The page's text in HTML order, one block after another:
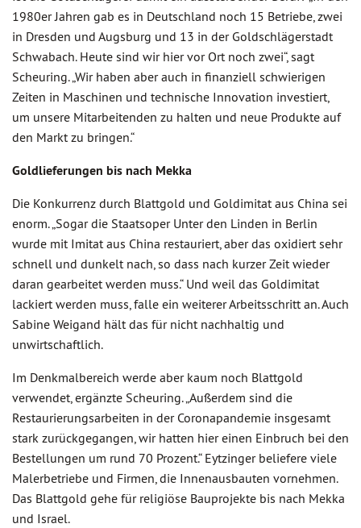
1980er Jahren gab es in Deutschland noch 15 Betriebe, zwei
in Dresden und Augsburg und 13 in der Goldschlägerstadt
Schwabach. Heute sind wir hier vor Ort noch zwei“, sagt
Scheuring. „Wir haben aber auch in finanziell schwierigen
Zeiten in Maschinen und technische Innovation investiert,
um unsere Mitarbeitenden zu halten und neue Produkte auf
den Markt zu bringen.“
Goldlieferungen bis nach Mekka
Die Konkurrenz durch Blattgold und Goldimitat aus China sei
enorm. „Sogar die Staatsoper Unter den Linden in Berlin
wurde mit Imitat aus China restauriert, aber das oxidiert sehr
schnell und dunkelt nach, so dass nach kurzer Zeit wieder
daran gearbeitet werden muss.“ Und weil das Goldimitat
lackiert werden muss, falle ein weiterer Arbeitsschritt an. Auch
Sabine Weigand hält das für nicht nachhaltig und
unwirtschaftlich.
Im Denkmalbereich werde aber kaum noch Blattgold
verwendet, ergänzte Scheuring. „Außerdem sind die
Restaurierungsarbeiten in der Coronapandemie insgesamt
stark zurückgegangen, wir hatten hier einen Einbruch bei den
Bestellungen um rund 70 Prozent.“ Eytzinger beliefere viele
Malerbetriebe und Firmen, die Innenausbauten vornehmen.
Das Blattgold gehe für religiöse Bauprojekte bis nach Mekka
und Israel.